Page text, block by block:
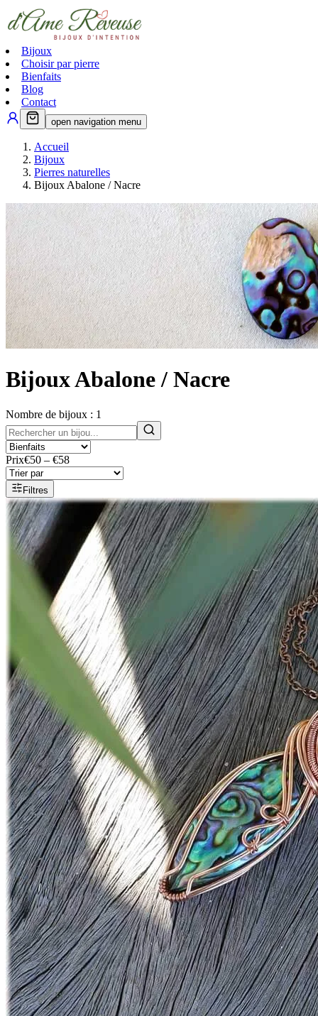
Bijoux
Choisir par pierre
Bienfaits
Blog
Contact
open navigation menu
Accueil
Bijoux
Pierres naturelles
Bijoux Abalone / Nacre
Bijoux Abalone / Nacre
Nombre de bijoux : 1
Prix€50 – €58
Filtres